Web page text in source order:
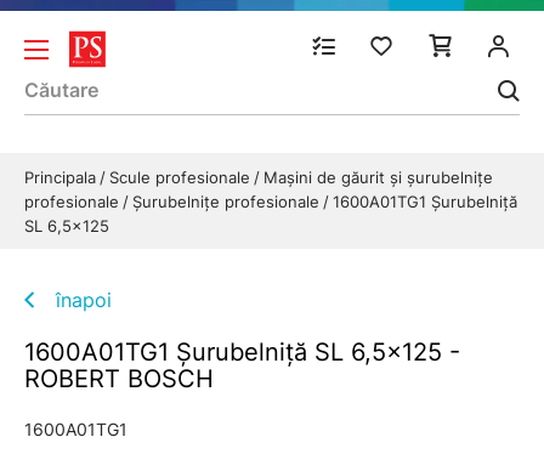
Principala Scule profesionale
Mașini de găurit și șurubelnițe
profesionale
Şurubelniţe profesionale
1600A01TG1 Şurubelniţă
SL 6,5x125
înapoi
1600A01TG1 Şurubelniţă SL 6,5x125 -
ROBERT BOSCH
1600A01TG1